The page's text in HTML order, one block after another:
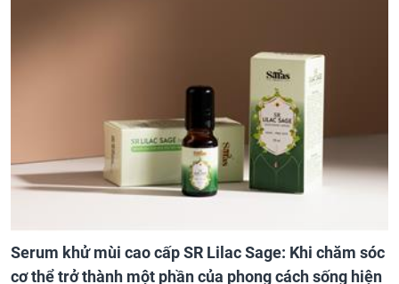
Serum khử mùi cao cấp SR Lilac Sage: Khi chăm sóc
cơ thể trở thành một phần của phong cách sống hiện